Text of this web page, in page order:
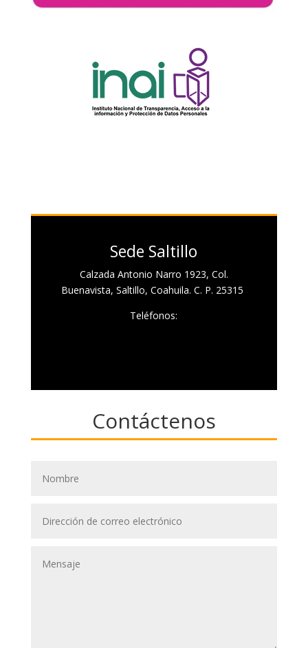
Sede Saltillo
Calzada Antonio Narro 1923, Col.
Buenavista, Saltillo, Coahuila. C. P. 25315
Teléfonos:
Contáctenos